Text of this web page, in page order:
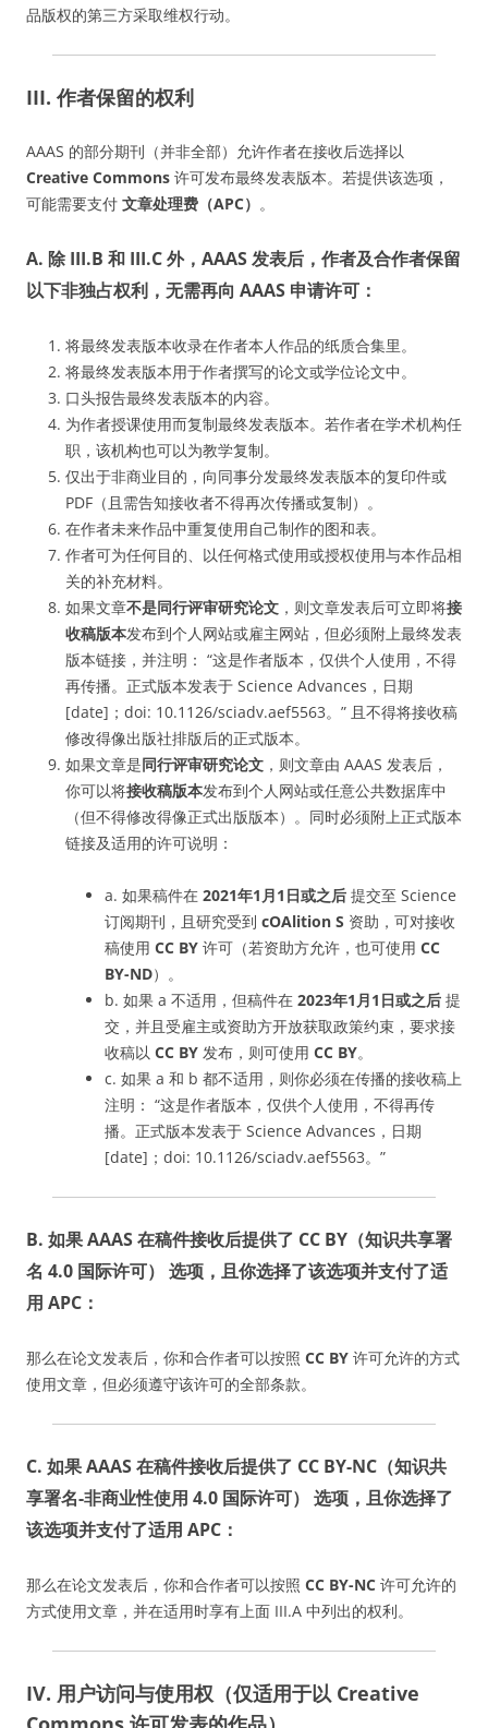
品版权的第三方采取维权行动。
III. 作者保留的权利
AAAS 的部分期刊（并非全部）允许作者在接收后选择以
Creative Commons 许可发布最终发表版本。若提供该选项，
可能需要支付 文章处理费（APC） 。
A. 除 III.B 和 III.C 外，AAAS 发表后，作者及合作者保留
以下非独占权利，无需再向 AAAS 申请许可：
将最终发表版本收录在作者本人作品的纸质合集里。
将最终发表版本用于作者撰写的论文或学位论文中。
口头报告最终发表版本的内容。
为作者授课使用而复制最终发表版本。若作者在学术机构任
职，该机构也可以为教学复制。
仅出于非商业目的，向同事分发最终发表版本的复印件或
PDF（且需告知接收者不得再次传播或复制）。
在作者未来作品中重复使用自己制作的图和表。
作者可为任何目的、以任何格式使用或授权使用与本作品相
关的补充材料。
如果文章不是同行评审研究论文 ，则文章发表后可立即将接
收稿版本发布到个人网站或雇主网站，但必须附上最终发表
版本链接，并注明： “这是作者版本，仅供个人使用，不得
再传播。正式版本发表于 Science Advances，日期
[date]；doi: 10.1126/sciadv.aef5563。” 且不得将接收稿
修改得像出版社排版后的正式版本。
如果文章是同行评审研究论文 ，则文章由 AAAS 发表后，
你可以将接收稿版本发布到个人网站或任意公共数据库中
（但不得修改得像正式出版版本）。同时必须附上正式版本
链接及适用的许可说明：
a. 如果稿件在 2021年1月1日或之后 提交至 Science
订阅期刊，且研究受到 cOAlition S 资助，可对接收
稿使用 CC BY 许可（若资助方允许，也可使用 CC
BY-ND）。
b. 如果 a 不适用，但稿件在 2023年1月1日或之后 提
交，并且受雇主或资助方开放获取政策约束，要求接
收稿以 CC BY 发布，则可使用 CC BY。
c. 如果 a 和 b 都不适用，则你必须在传播的接收稿上
注明： “这是作者版本，仅供个人使用，不得再传
播。正式版本发表于 Science Advances，日期
[date]；doi: 10.1126/sciadv.aef5563。”
B. 如果 AAAS 在稿件接收后提供了 CC BY（知识共享署
名 4.0 国际许可） 选项，且你选择了该选项并支付了适
用 APC：
那么在论文发表后，你和合作者可以按照 CC BY 许可允许的方式
使用文章，但必须遵守该许可的全部条款。
C. 如果 AAAS 在稿件接收后提供了 CC BY-NC（知识共
享署名-非商业性使用 4.0 国际许可） 选项，且你选择了
该选项并支付了适用 APC：
那么在论文发表后，你和合作者可以按照 CC BY-NC 许可允许的
方式使用文章，并在适用时享有上面 III.A 中列出的权利。
IV. 用户访问与使用权（仅适用于以 Creative